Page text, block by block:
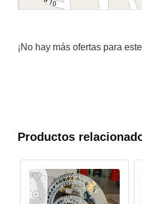
¡No hay más ofertas para
Productos